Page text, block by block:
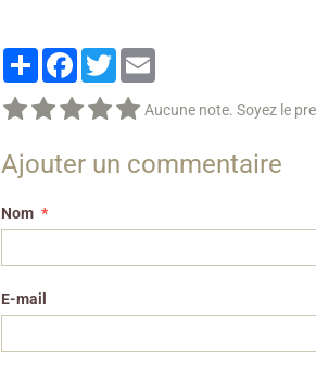
PartagerFacebook
Twitter
Aucune note. Soyez le
Ajouter un commentaire
Nom
E-mail